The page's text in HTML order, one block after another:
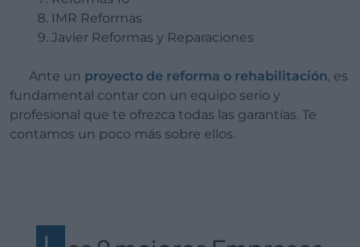
IMR Reformas
Javier Reformas y Reparaciones
Ante un proyecto de reforma o rehabilitación, es
fundamental contar con un equipo serio y
profesional que te ofrezca todas las garantías. Te
contamos un poco más sobre ellos.